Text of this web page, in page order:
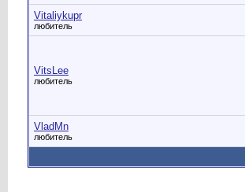
Vitaliykupr
любитель
VitsLee
любитель
VladMn
любитель